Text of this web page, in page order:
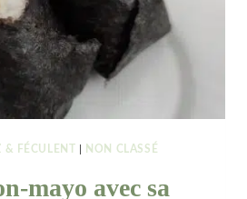
& FÉCULENT NON CLASSÉ
mayo avec sa